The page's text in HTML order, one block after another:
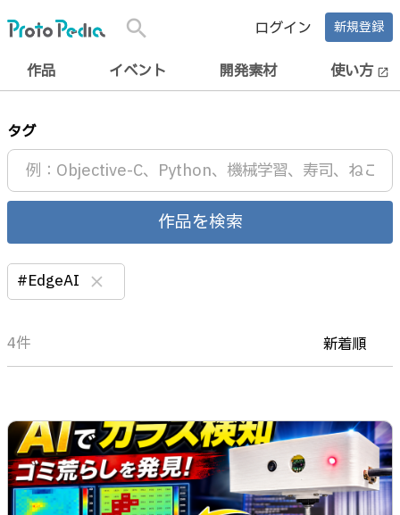
search ログイン 新規登録
作品 イベント 開発素材 使い方 open_in_new
タグ
作品を検索
#EdgeAI clear
4件 新着順